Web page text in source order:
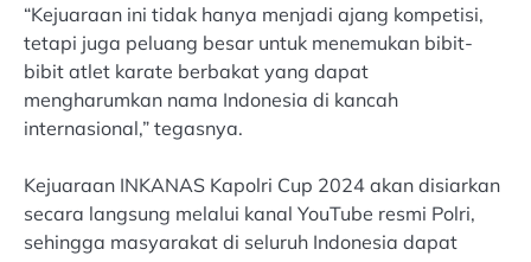
“Kejuaraan ini tidak hanya menjadi ajang kompetisi,
tetapi juga peluang besar untuk menemukan bibit-
bibit atlet karate berbakat yang dapat
mengharumkan nama Indonesia di kancah
internasional,” tegasnya.
Kejuaraan INKANAS Kapolri Cup 2024 akan disiarkan
secara langsung melalui kanal YouTube resmi Polri,
sehingga masyarakat di seluruh Indonesia dapat